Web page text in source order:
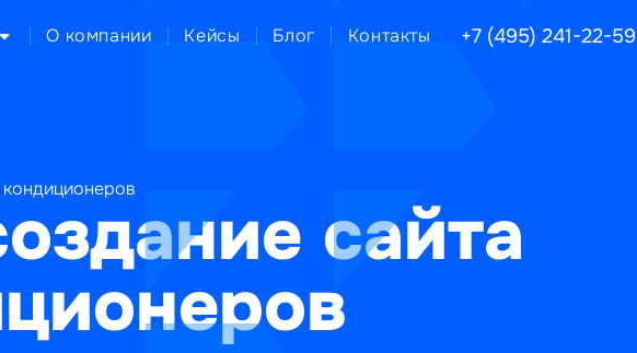
О компании Кейсы Блог Контакты +7 (495) 241-22-59
сайта